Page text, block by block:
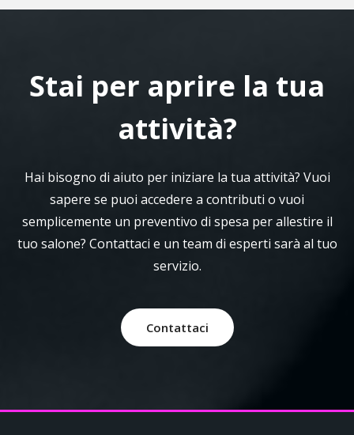
Stai per aprire la tua
attività?
Hai bisogno di aiuto per iniziare la tua attività? Vuoi
sapere se puoi accedere a contributi o vuoi
semplicemente un preventivo di spesa per allestire il
tuo salone? Contattaci e un team di esperti sarà al tuo
servizio.
Contattaci